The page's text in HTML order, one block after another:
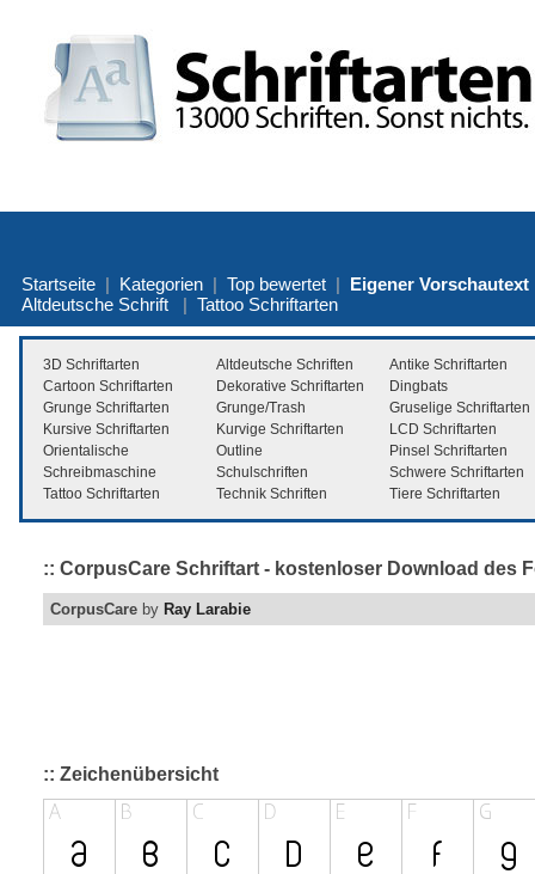
Startseite | Kategorien | Top bewertet | Eigener Vorschautext
Altdeutsche Schrift | Tattoo Schriftarten
3D Schriftarten Altdeutsche Schriften
Antike Schriftarten
Cartoon Schriftarten
Dekorative Schriftarten
Dingbats
Grunge Schriftarten
Grunge/Trash
Gruselige Schriftarten
Kursive Schriftarten
Kurvige Schriftarten
LCD Schriftarten
Orientalische
Outline
Pinsel Schriftarten
Schreibmaschine
Schulschriften
Schwere Schriftarten
Tattoo Schriftarten
Technik Schriften Tiere Schriftarten
:: CorpusCare Schriftart - kostenloser Download des
CorpusCare by Ray Larabie
:: Zeichenübersicht